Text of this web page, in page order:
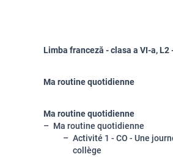
Limba franceză - clasa a VI-a, L2
Ma routine quotidienne
Ma routine quotidienne
Ma routine quotidienne
Activité 1 - CO - Une
collège